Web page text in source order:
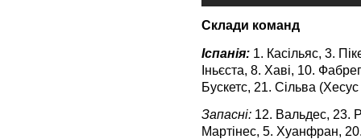
Склади команд
Іспанія: 1. Касільяс, 3.
Іньєста, 8. Хаві, 10.
Бускетс, 21. Сільва
Запасні: 12. Вальдес, 23.
Мартінес, 5. Хуанфран,